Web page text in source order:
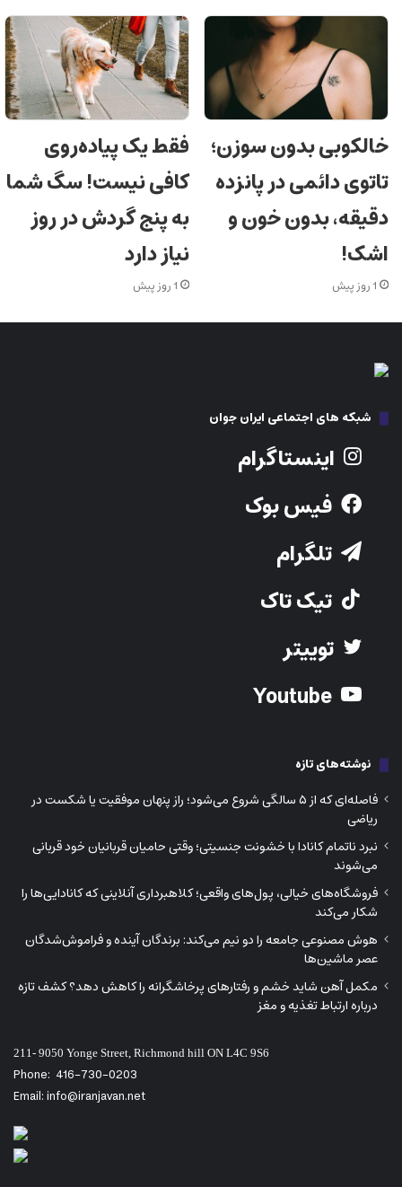
خالکوبی بدون سوزن؛
تاتوی دائمی در پانزده
دقیقه، بدون خون و
اشک!
1 روز پیش
فقط یک پیاده‌روی
کافی نیست! سگ شما
به پنج گردش در روز
نیاز دارد
1 روز پیش
شبکه های اجتماعی ایران جوان
اینستاگرام
فیس بوک
تلگرام
تیک تاک
توییتر
نوشته‌های تازه
فاصله‌ای که از ۵ سالگی شروع می‌شود؛ راز پنهان موفقیت یا شکست در
ریاضی
نبرد ناتمام کانادا با خشونت جنسیتی؛ وقتی حامیان قربانیان خود قربانی
می‌شوند
فروشگاه‌های خیالی، پول‌های واقعی؛ کلاهبرداری آنلاینی که کانادایی‌ها را
شکار می‌کند
هوش مصنوعی جامعه را دو نیم می‌کند: برندگان آینده و فراموش‌شدگان
عصر ماشین‌ها
مکمل آهن شاید خشم و رفتارهای پرخاشگرانه را کاهش دهد؟ کشف تازه
درباره ارتباط تغذیه و مغز
211- 9050 Yonge Street, Richmond hill ON L4C 9S6
Phone: 416-730-0203
Email: info@iranjavan.net